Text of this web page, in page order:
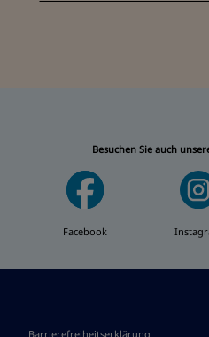
Besuchen Sie auch
Facebook
Barrierefreiheitserklärung